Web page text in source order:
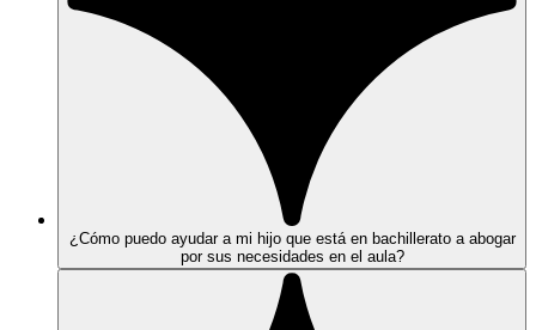
¿Cómo puedo ayudar a mi hijo que está en bachillerato a abogar
por sus necesidades en el aula?